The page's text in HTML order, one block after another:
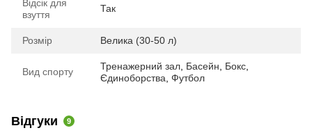
Відсік для
взуття
Так
Розмір Велика (30-50 л)
Вид спорту Тренажерний зал Басейн Бокс
Єдиноборства Футбол
Відгуки 9